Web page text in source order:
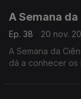
A Semana
Ep. 38
20 nov.
A Semana da
dá a conhecer os